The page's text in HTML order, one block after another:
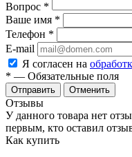
Вопрос *
Ваше имя *
Телефон *
E-mail
Я согласен на
* — Обязательные поля
Отменить
Отзывы
У данного товара нет
первым, кто оставил
Как купить